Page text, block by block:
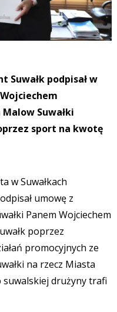
Suwałk podpisał w
Suwałki
sport na kwotę
w Suwałkach
umowę z
Panem Wojciechem
poprzez
promocyjnych ze
na rzecz Miasta
suwalskiej drużyny trafi